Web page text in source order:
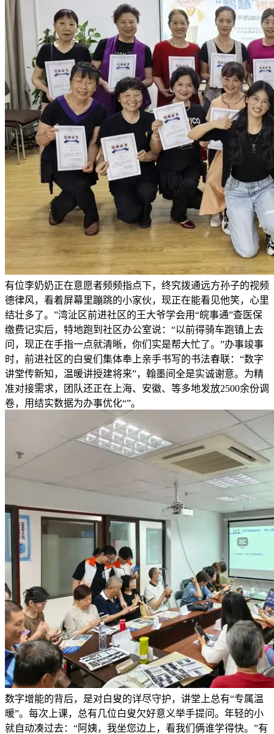
有位李奶奶正在意愿者频频指点下，终究拨通远方孙子的视频
德律风，看着屏幕里蹦跳的小家伙，现正在能看见他笑，心里
结壮多了。”湾沚区前进社区的王大爷学会用“皖事通”查医保
缴费记实后，特地跑到社区办公室说：“以前得骑车跑镇上去
问，现正在手指一点就清晰，你们实是帮大忙了。”办事竣事
时，前进社区的白叟们集体奉上亲手书写的书法春联：“数字
讲堂传新知，温暖讲授建将来”，翰墨间全是实诚谢意。为精
准对接需求，团队还正在上海、安徽、等多地发放2500余份调
卷，用结实数据为办事优化“”。
数字增能的背后，是对白叟的详尽守护，讲堂上总有“专属温
暖”。每次上课，总有几位白叟欠好意义举手提问。年轻的小
就自动凑过去：“阿姨，我坐您边上，看我们俩谁学得快。”有